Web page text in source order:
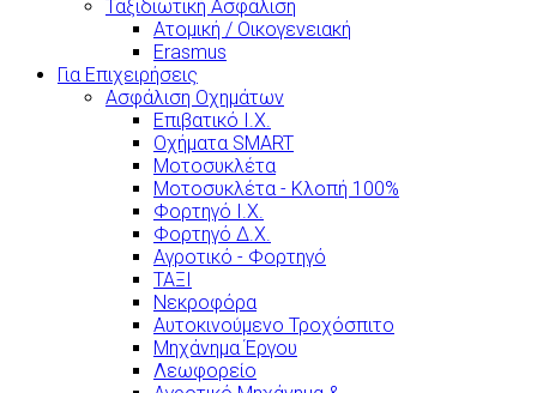
Ταξιδιωτική Ασφάλιση
Ατομική / Οικογενειακή
Erasmus
Για Επιχειρήσεις
Ασφάλιση Οχημάτων
Επιβατικό Ι.Χ.
Οχήματα SMART
Μοτοσυκλέτα
Μοτοσυκλέτα - Κλοπή 100%
Φορτηγό Ι.Χ.
Φορτηγό Δ.Χ.
Αγροτικό - Φορτηγό
ΤΑΞΙ
Νεκροφόρα
Αυτοκινούμενο Τροχόσπιτο
Μηχάνημα Έργου
Λεωφορείο